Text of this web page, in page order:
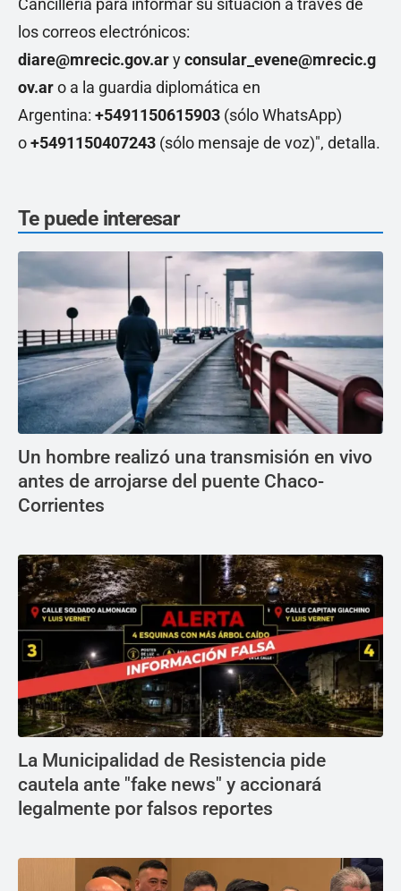
Cancillería para informar su situación a través de
los correos electrónicos:
diare@mrecic.gov.aryconsular_evene@mrecic.g
ov.aro a la guardia diplomática en
Argentina: +5491150615903 (sólo WhatsApp)
o+5491150407243 (sólo mensaje de voz)", detalla.
Te puede interesar
Un hombre realizó una transmisión en vivo
antes de arrojarse del puente Chaco-
Corrientes
La Municipalidad de Resistencia pide
cautela ante "fake news" y accionará
legalmente por falsos reportes